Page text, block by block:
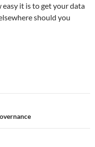
it is to get your data
should you